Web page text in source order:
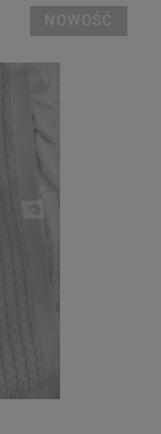
NOWOŚĆ